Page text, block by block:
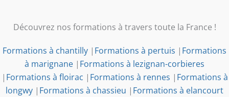
Découvrez nos formations à travers toute la France !
Formations à chantilly | Formations à pertuis | Formations
à marignane | Formations à lezignan-corbieres
| Formations à floirac | Formations à rennes | Formations à
longwy | Formations à chassieu | Formations à elancourt